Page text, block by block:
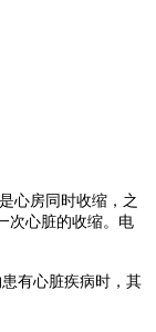
心房同时收缩，之
次心脏的收缩。电
有心脏疾病时，其